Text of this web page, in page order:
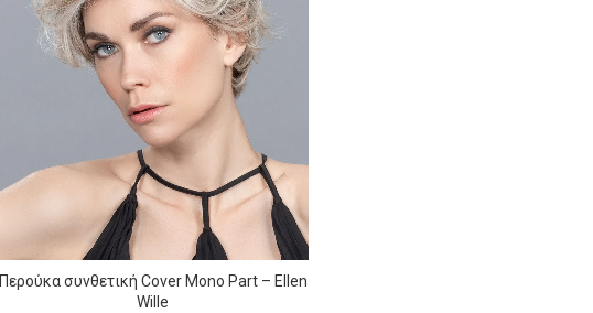
ΕΠΙΛΟΓΉ
Περούκα συνθετική Cover Mono Part – Ellen
Wille